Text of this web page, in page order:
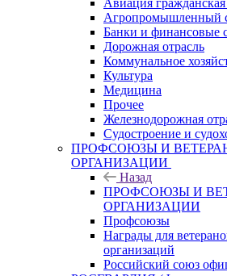
Авиация
Агропромышленный
Банки и финансовые
Дорожная отрасль
Коммунальное
Культура
Медицина
Прочее
Железнодорожная
Судостроение и
ПРОФСОЮЗЫ И
ОРГАНИЗАЦИИ
Назад
ПРОФСОЮЗЫ И
ОРГАНИЗАЦИИ
Профсоюзы
Награды для
организаций
Российский союз